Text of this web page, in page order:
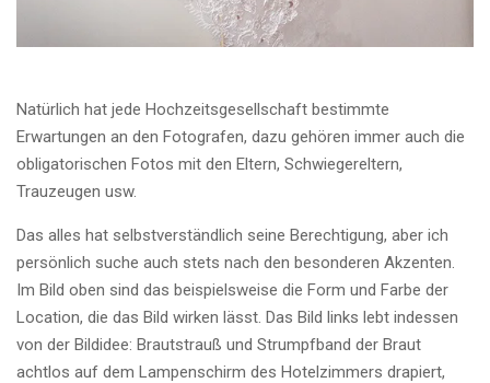
Natürlich hat jede Hochzeitsgesellschaft bestimmte
Erwartungen an den Fotografen, dazu gehören immer auch die
obligatorischen Fotos mit den Eltern, Schwiegereltern,
Trauzeugen usw.
Das alles hat selbstverständlich seine Berechtigung, aber ich
persönlich suche auch stets nach den besonderen Akzenten.
Im Bild oben sind das beispielsweise die Form und Farbe der
Location, die das Bild wirken lässt. Das Bild links lebt indessen
von der Bildidee: Brautstrauß und Strumpfband der Braut
achtlos auf dem Lampenschirm des Hotelzimmers drapiert,